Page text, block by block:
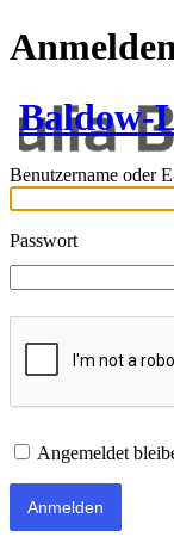
Baldow-
Benutzername oder
Passwort
Angemeldet